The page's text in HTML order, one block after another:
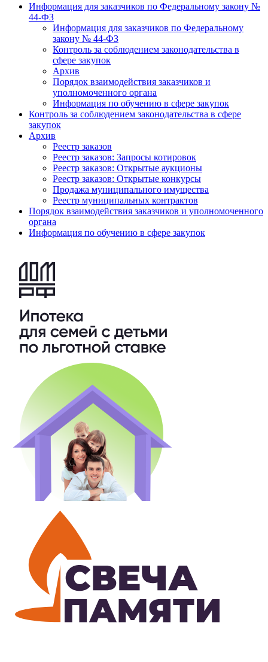
Информация для заказчиков по Федеральному закону №
44-ФЗ
Информация для заказчиков по Федеральному
закону № 44-ФЗ
Контроль за соблюдением законодательства в
сфере закупок
Архив
Порядок взаимодействия заказчиков и
уполномоченного органа
Информация по обучению в сфере закупок
Контроль за соблюдением законодательства в сфере
закупок
Архив
Реестр заказов
Реестр заказов: Запросы котировок
Реестр заказов: Открытые аукционы
Реестр заказов: Открытые конкурсы
Продажа муниципального имущества
Реестр муниципальных контрактов
Порядок взаимодействия заказчиков и уполномоченного
органа
Информация по обучению в сфере закупок